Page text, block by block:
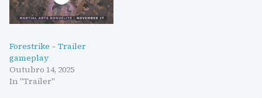
Forestrike – Trailer
gameplay
Outubro 14, 2025
In "Trailer"